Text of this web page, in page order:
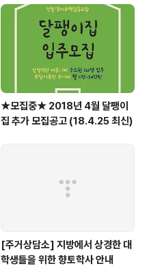
★모집중★ 2018년 4월 달팽이
집 추가 모집공고 (18.4.25 최신)
[주거상담소] 지방에서 상경한 대
학생들을 위한 향토학사 안내